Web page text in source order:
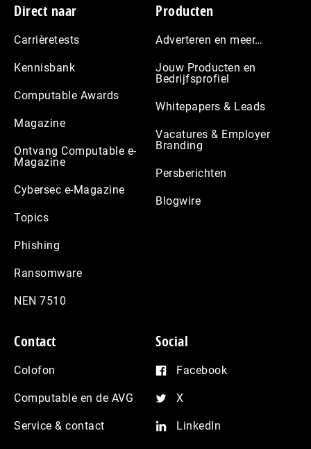
Footer
Direct naar
Carrièretests
Kennisbank
Computable Awards
Magazine
Ontvang Computable e-
Magazine
Cybersec e-Magazine
Topics
Phishing
Ransomware
NEN 7510
Producten
Adverteren en meer…
Jouw Producten en
Bedrijfsprofiel
Whitepapers & Leads
Vacatures & Employer
Branding
Persberichten
Blogwire
Contact
Colofon
Computable en de AVG
Service & contact
Social
Facebook
X
LinkedIn